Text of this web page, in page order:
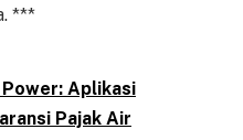
***
Aplikasi
Pajak Air